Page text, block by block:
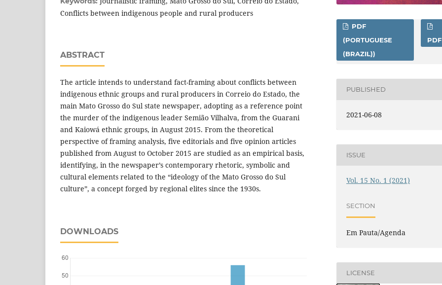
Conflicts between indigenous people and rural producers
ABSTRACT
The article intends to understand fact-framing about conflicts between
indigenous ethnic groups and rural producers in Correio do Estado, the
main Mato Grosso do Sul state newspaper, adopting as a reference point
the murder of the indigenous leader Semião Vilhalva, from the Guarani
and Kaiowá ethnic groups, in August 2015. From the theoretical
perspective of framing analysis, five editorials and five opinion articles
published from August to October 2015 are studied as an empirical basis,
identifying, in the newspaper’s contemporary rhetoric, symbolic and
cultural elements related to the “ideology of the Mato Grosso do Sul
culture”, a concept forged by regional elites since the 1930s.
DOWNLOADS
PDF
(PORTUGUESE
(BRAZIL))
PDF
PUBLISHED
2021-06-08
ISSUE
Vol. 15 No. 1 (2021)
SECTION
Em Pauta/Agenda
LICENSE